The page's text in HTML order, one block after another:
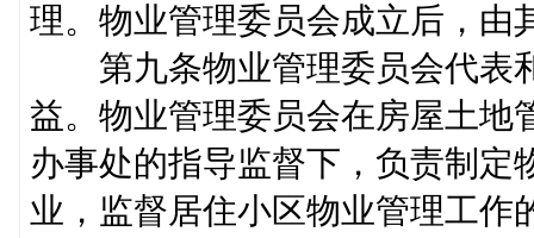
理。物业管理委员会成立后，
第九条物业管理委员会代表
益。物业管理委员会在房屋土地
办事处的指导监督下，负责制定
业，监督居住小区物业管理工作